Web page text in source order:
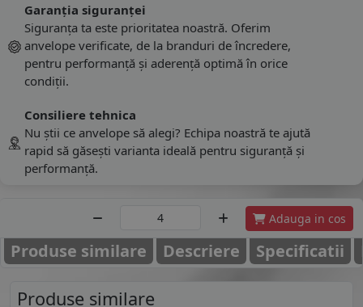
Garanția siguranței
Siguranța ta este prioritatea noastră. Oferim
anvelope verificate, de la branduri de încredere,
pentru performanță și aderență optimă în orice
condiții.
Consiliere tehnica
Nu știi ce anvelope să alegi? Echipa noastră te ajută
rapid să găsești varianta ideală pentru siguranță și
performanță.
Adauga in cos
Produse similare Descriere Specificatii
Produse similare